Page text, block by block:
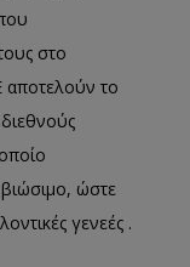
στο
αποτελούν το
βιώσιμο, ώστε
γενεές .